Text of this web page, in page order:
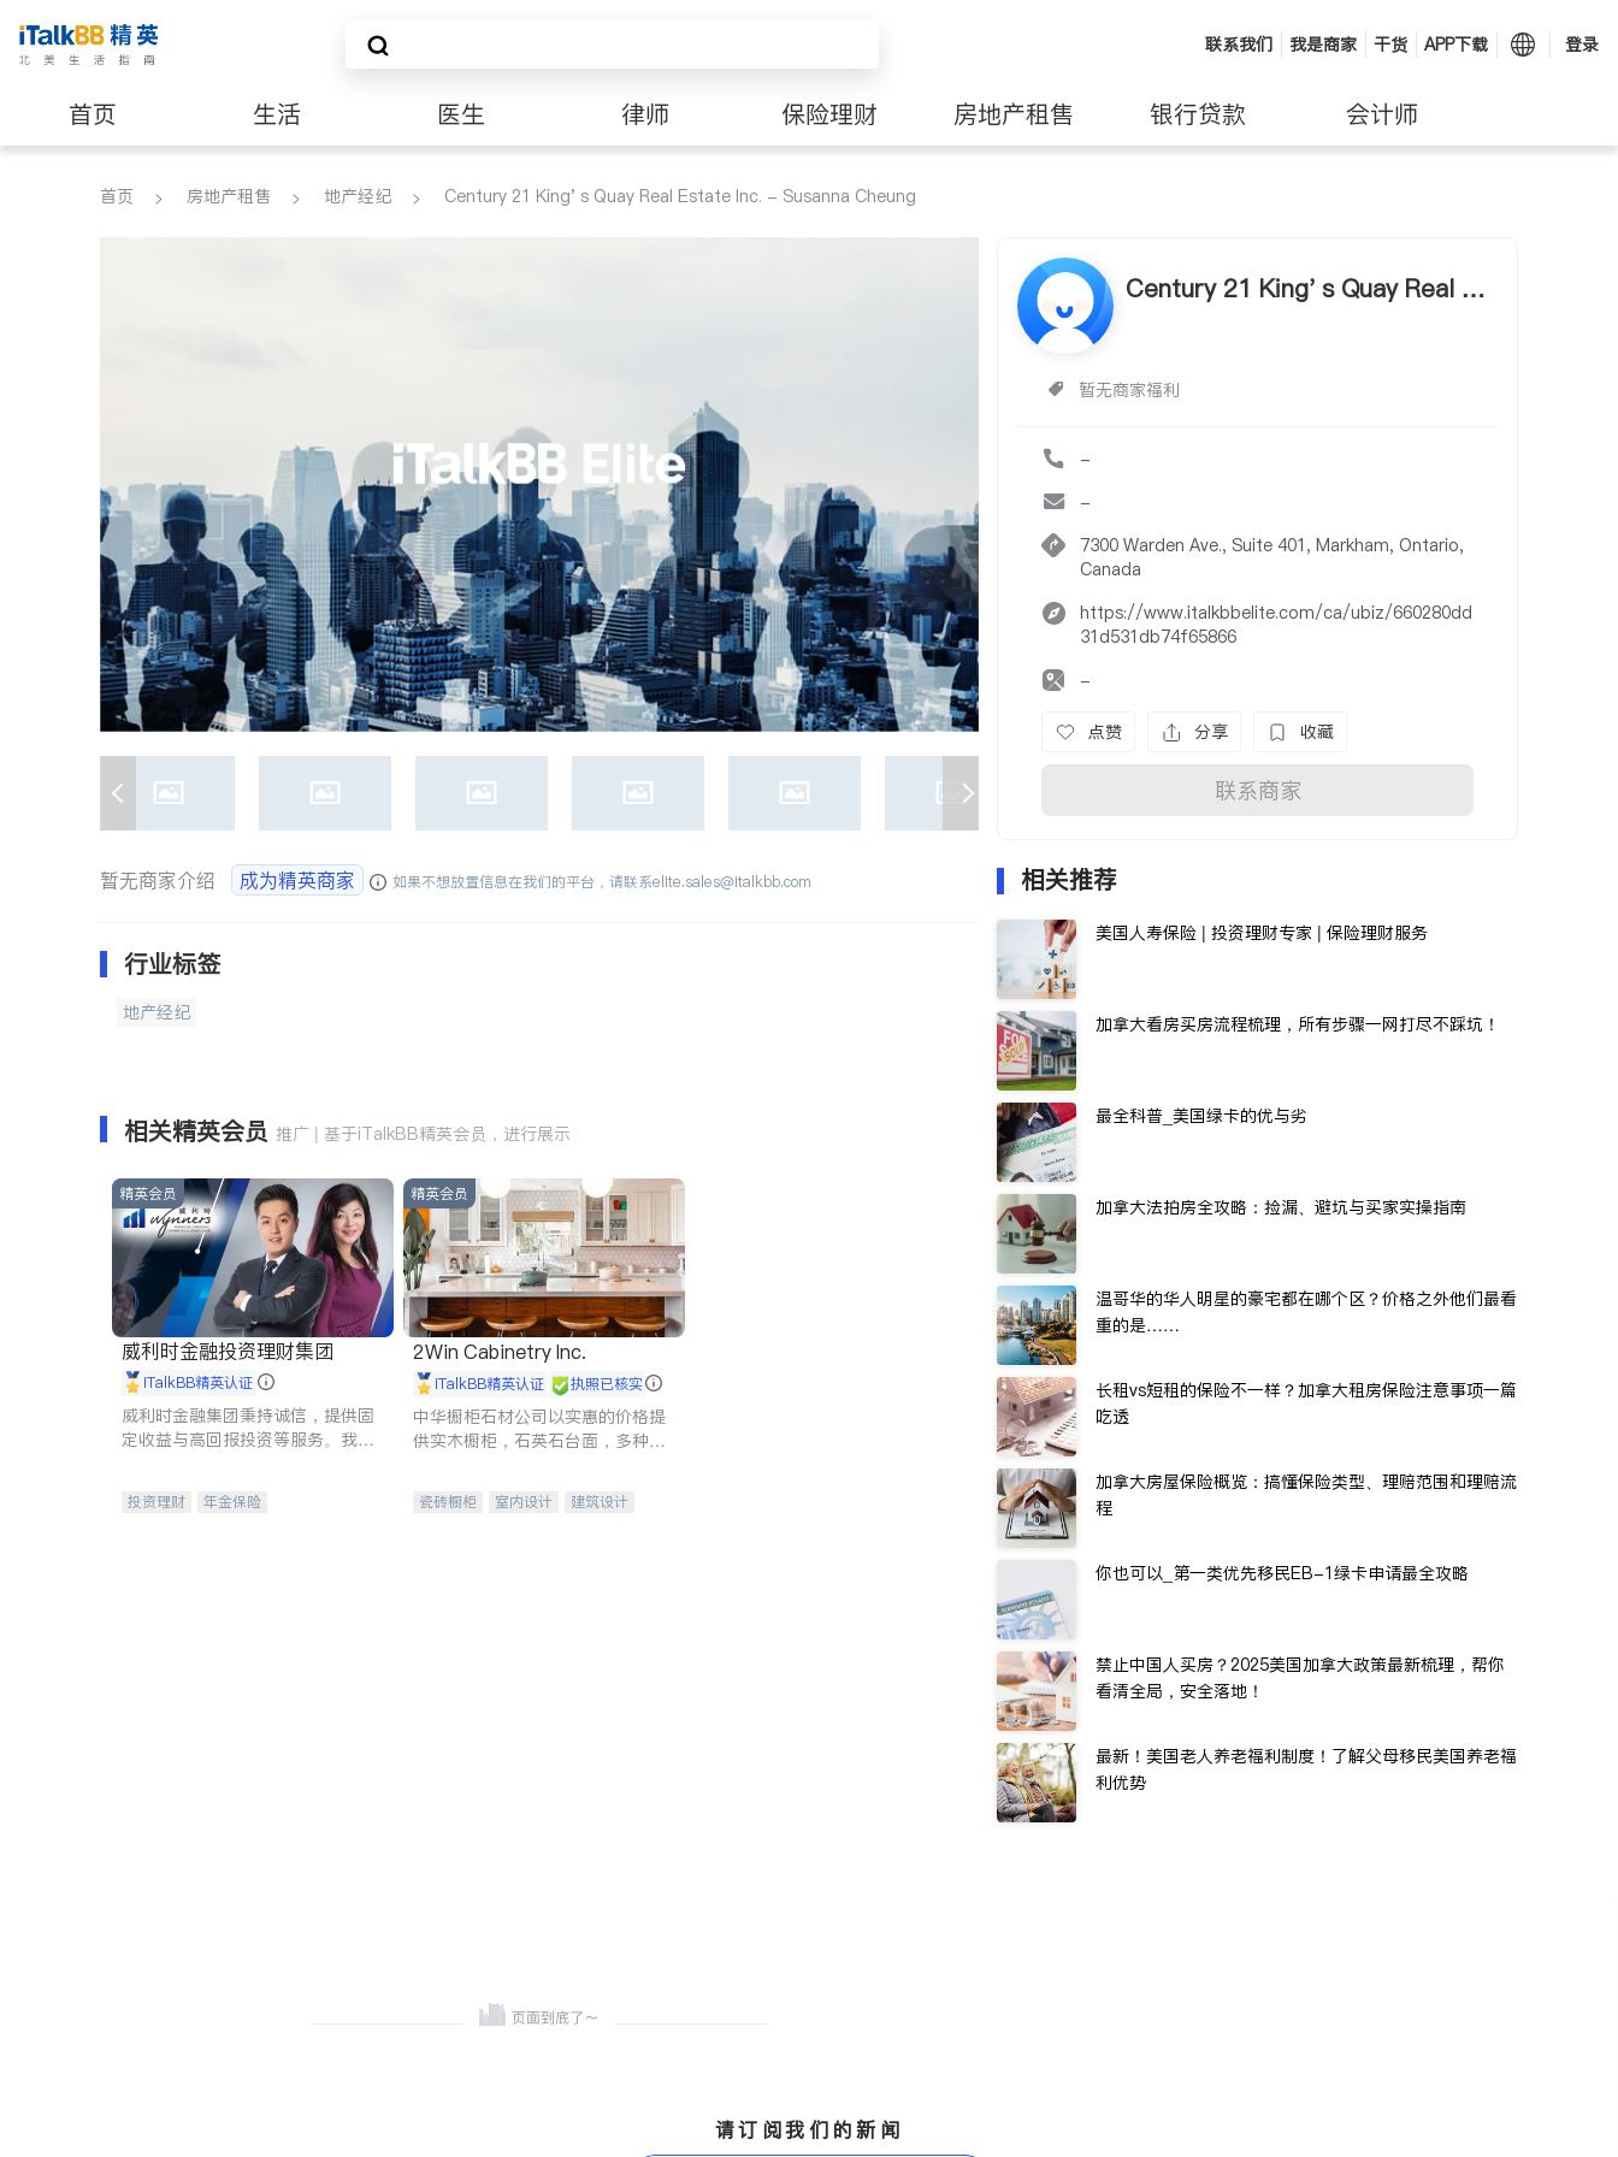
联系我们 我是商家 干货 APP下载 登录
首页 生活 医生 律师 保险理财 房地产租售 银行贷款 会计师
建筑装修
首页 房地产租售 地产经纪 Century 21 King' s Quay Real Estate Inc. - Susanna Cheung
Century 21 King' s Quay Real Est
暂无商家福利
-
-
7300 Warden Ave., Suite 401, Markham, Ontario,
Canada
https://www.italkbbelite.com/ca/ubiz/660280dd
31d531db74f65866
-
点赞 分享 收藏
联系商家
暂无商家介绍 成为精英商家 如果不想放置信息在我们的平台，请联系elite.sales@italkbb.com
行业标签
地产经纪
相关精英会员 推广 | 基于iTalkBB精英会员，进行展示
精英会员
威利时金融投资理财集团
iTalkBB精英认证
威利时金融集团秉持诚信，提供固
定收益与高回报投资等服务。我们
投资理财
年金保险
精英会员
2Win Cabinetry Inc.
iTalkBB精英认证 执照已核实
中华橱柜石材公司以实惠的价格提
供实木橱柜，石英石台面，多种优
瓷砖橱柜 室内设计
建筑设计
相关推荐
美国人寿保险 | 投资理财专家 | 保险理财服务
加拿大看房买房流程梳理，所有步骤一网打尽不踩坑！
最全科普_美国绿卡的优与劣
加拿大法拍房全攻略：捡漏、避坑与买家实操指南
温哥华的华人明星的豪宅都在哪个区？价格之外他们最看
重的是……
长租vs短租的保险不一样？加拿大租房保险注意事项一篇
吃透
加拿大房屋保险概览：搞懂保险类型、理赔范围和理赔流
程
你也可以_第一类优先移民EB-1绿卡申请最全攻略
禁止中国人买房？2025美国加拿大政策最新梳理，帮你
看清全局，安全落地！
最新！美国老人养老福利制度！了解父母移民美国养老福
利优势
请订阅我们的新闻